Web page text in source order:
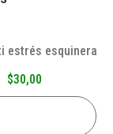
estrés esquinera
$30,00